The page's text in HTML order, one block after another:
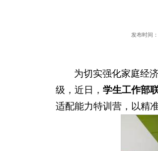
发布时间
为切实强化家庭经
级，近日， 学生工作部
适配能力特训营，以精